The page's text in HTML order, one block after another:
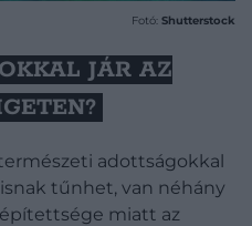
Fotó: Shutterstock
JÁR AZ
adottságokkal
tűnhet, van néhány
miatt az